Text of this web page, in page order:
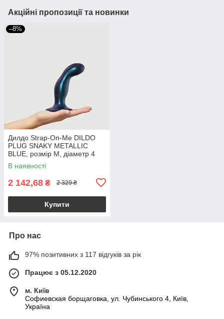
Акційні пропозиції та новинки
–8%
Дилдо Strap-On-Me DILDO
PLUG SNAKY METALLIC
BLUE, розмір M, діаметр 4
см, ввідна довжина 15,3 см
В наявності
2 142,68 ₴ 2 329 ₴
Купити
Про нас
97% позитивних з 117 відгуків за рік
Працює з 05.12.2020
м. Київ
Софиевская борщаговка, ул. Чубинського 4, Київ,
Україна